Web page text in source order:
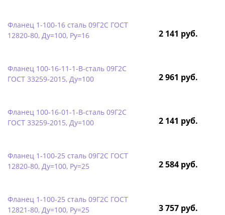
Фланец 1-100-16 сталь 09Г2С ГОСТ
12820-80, Ду=100, Ру=16
2 141 руб.
Фланец 100-16-11-1-B-сталь 09Г2С
ГОСТ 33259-2015, Ду=100
2 961 руб.
Фланец 100-16-01-1-B-сталь 09Г2С
ГОСТ 33259-2015, Ду=100
2 141 руб.
Фланец 1-100-25 сталь 09Г2С ГОСТ
12820-80, Ду=100, Ру=25
2 584 руб.
Фланец 1-100-25 сталь 09Г2С ГОСТ
12821-80, Ду=100, Ру=25
3 757 руб.